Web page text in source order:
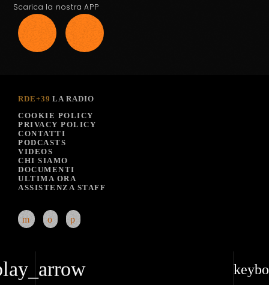
Scarica la nostra APP
RDE+39LA RADIO
COOKIE POLICY
PRIVACY POLICY
CONTATTI
PODCASTS
VIDEOS
CHI SIAMO
DOCUMENTI
ULTIMA ORA
ASSISTENZA STAFF